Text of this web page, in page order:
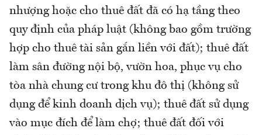
nhượng hoặc cho thuê đất đã có hạ tầng theo
quy định của pháp luật (không bao gồm trường
hợp cho thuê tài sản gắn liền với đất); thuê đất
làm sân đường nội bộ, vườn hoa, phục vụ cho
tòa nhà chung cư trong khu đô thị (không sử
dụng để kinh doanh dịch vụ); thuê đất sử dụng
vào mục đích để làm chợ; thuê đất đối với